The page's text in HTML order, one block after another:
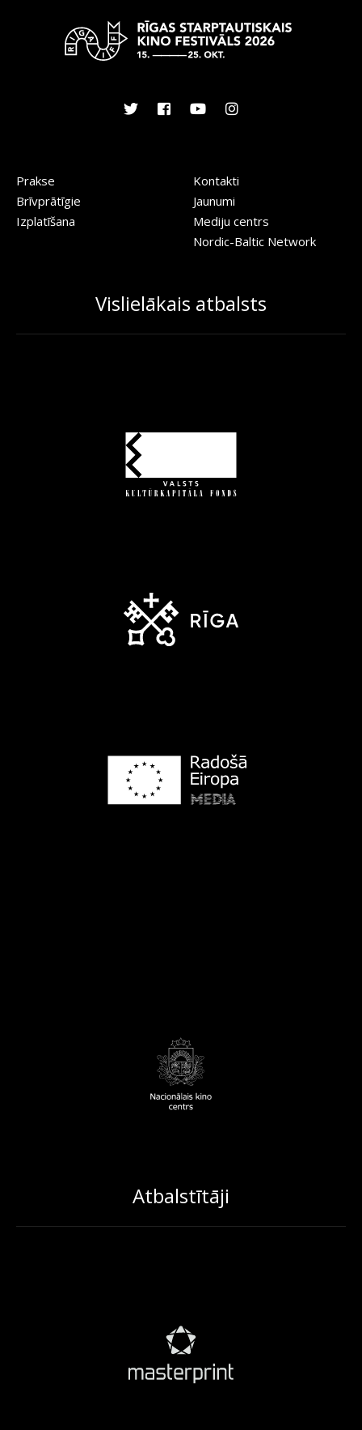
Prakse
Brīvprātīgie
Izplatīšana
Kontakti
Jaunumi
Mediju centrs
Nordic-Baltic Network
Vislielākais atbalsts
Atbalstītāji